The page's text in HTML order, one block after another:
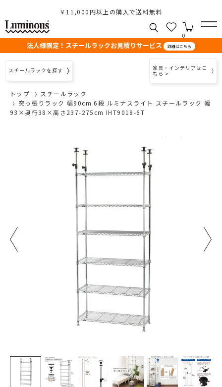
￥11,000円以上の購入で送料無料
0
法人様限定！スチールラックお見積りサービス 詳細はこちら
スチールラックを探す
家具・インテリアはこ
ちら >
トップ
スチールラック
突っ張りラック 幅90cm 6段 ルミナスライト スチールラック 幅
93×奥行38×高さ237-275cm IHT9018-6T